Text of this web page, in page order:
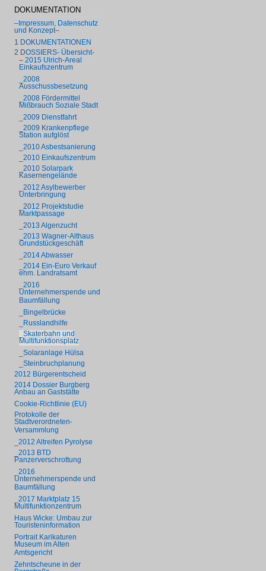
DOKUMENTATION
–Impressum, Datenschutz
und Konzept–
1 DOKUMENTATIONEN
2 DOSSIERS- Übersicht-
– 2015 Ulrich-Areal
Einkaufszentrum
_2008
Ausschussbesetzung
_2008 Fördermittel
Mißbrauch Soziale Stadt
_2009 Dienstfahrt
_2009 Krankenpflege
Station aufglöst
_2010 Asbestsanierung
_2010 Einkaufszentrum
_2010 Solarpark
Kasernengelände
_2012 Asylbewerber
Unterbringung
_2012 Projektstudie
Marktpassage
_2013 Algenzucht
_2013 Wagner-Althaus
Grundstückgeschäft
_2014 Abwasser
_2014 Ein-Euro Verkauf
ehm. Landratsamt
_2016
Unternehmerspende und
Baumfällung
_Bingelbrücke
_Russlandhilfe
_Skaterbahn und
Multifunktionsplatz
_Solaranlage Hülsa
_Steinbruchplanung
2012 Bürgerentscheid
2014 Dossier Burgberg
Anbau an Gaststätte
Cookie-Richtlinie (EU)
Protokolle der
Stadtverordneten-
Versammlung
_2012 Altreifen Pyrolyse
_2013 BTD
Panzerverschrottung
_2016
Unternehmerspende und
Baumfällung
_2017 Marktplatz 15
Multifunktionzentrum
Haus Wicke: Umbau zur
Touristeninformation
Portrait Karikaturen
Museum im Alten
Amtsgericht
Zehntscheune in der